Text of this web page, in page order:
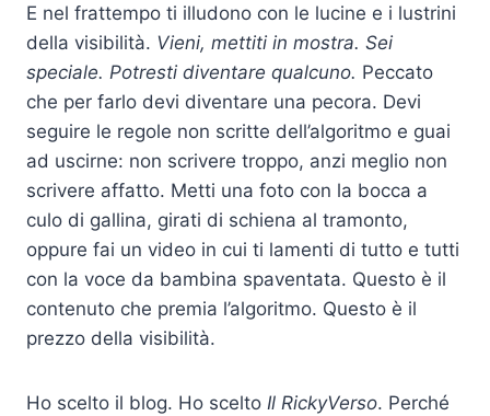
E nel frattempo ti illudono con le lucine e i lustrini
della visibilità. Vieni, mettiti in mostra. Sei
speciale. Potresti diventare qualcuno. Peccato
che per farlo devi diventare una pecora. Devi
seguire le regole non scritte dell’algoritmo e guai
ad uscirne: non scrivere troppo, anzi meglio non
scrivere affatto. Metti una foto con la bocca a
culo di gallina, girati di schiena al tramonto,
oppure fai un video in cui ti lamenti di tutto e tutti
con la voce da bambina spaventata. Questo è il
contenuto che premia l’algoritmo. Questo è il
prezzo della visibilità.
Ho scelto il blog. Ho scelto Il RickyVerso. Perché